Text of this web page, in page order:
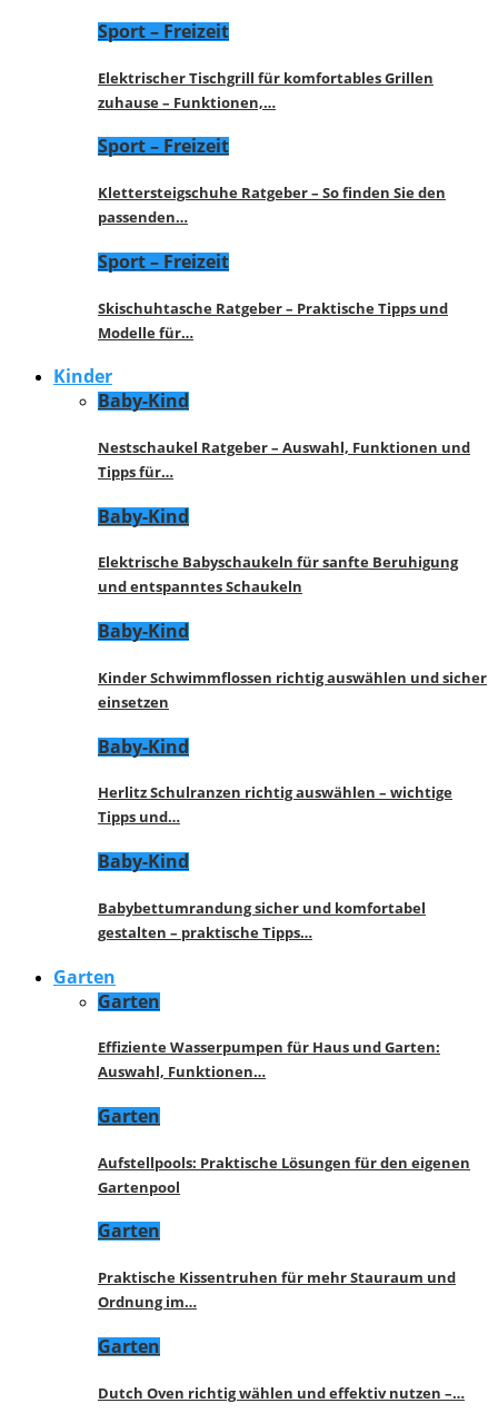
Sport – Freizeit
Elektrischer Tischgrill für komfortables Grillen
zuhause – Funktionen,…
Sport – Freizeit
Klettersteigschuhe Ratgeber – So finden Sie den
passenden…
Sport – Freizeit
Skischuhtasche Ratgeber – Praktische Tipps und
Modelle für…
Kinder
Baby-Kind
Nestschaukel Ratgeber – Auswahl, Funktionen und
Tipps für…
Baby-Kind
Elektrische Babyschaukeln für sanfte Beruhigung
und entspanntes Schaukeln
Baby-Kind
Kinder Schwimmflossen richtig auswählen und sicher
einsetzen
Baby-Kind
Herlitz Schulranzen richtig auswählen – wichtige
Tipps und…
Baby-Kind
Babybettumrandung sicher und komfortabel
gestalten – praktische Tipps…
Garten
Garten
Effiziente Wasserpumpen für Haus und Garten:
Auswahl, Funktionen…
Garten
Aufstellpools: Praktische Lösungen für den eigenen
Gartenpool
Garten
Praktische Kissentruhen für mehr Stauraum und
Ordnung im…
Garten
Dutch Oven richtig wählen und effektiv nutzen –…